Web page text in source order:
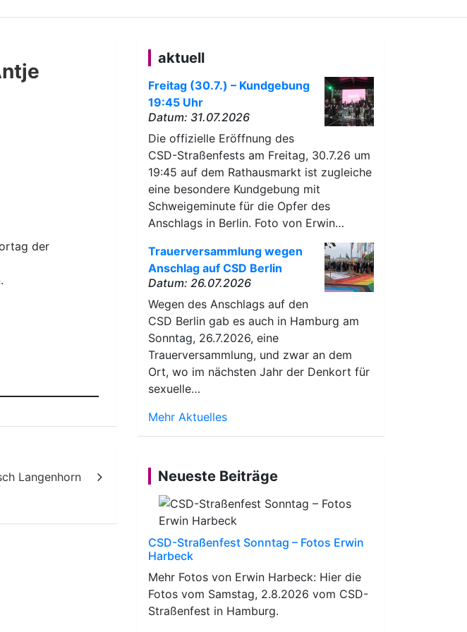
der
Langenhorn
aktuell
Freitag (30.7.) – Kundgebung
19:45 Uhr
Datum: 31.07.2026
Die offizielle Eröffnung des
CSD-Straßenfests am Freitag, 30.7.26 um
19:45 auf dem Rathausmarkt ist zugleiche
eine besondere Kundgebung mit
Schweigeminute für die Opfer des
Anschlags in Berlin. Foto von Erwin…
Trauerversammlung wegen
Anschlag auf CSD Berlin
Datum: 26.07.2026
Wegen des Anschlags auf den
CSD Berlin gab es auch in Hamburg am
Sonntag, 26.7.2026, eine
Trauerversammlung, und zwar an dem
Ort, wo im nächsten Jahr der Denkort für
sexuelle…
Mehr Aktuelles
Neueste Beiträge
CSD-Straßenfest Sonntag – Fotos Erwin
Harbeck
Mehr Fotos von Erwin Harbeck: Hier die
Fotos vom Samstag, 2.8.2026 vom CSD-
Straßenfest in Hamburg.